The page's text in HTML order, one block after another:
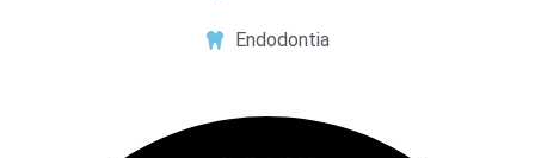
Endodontia